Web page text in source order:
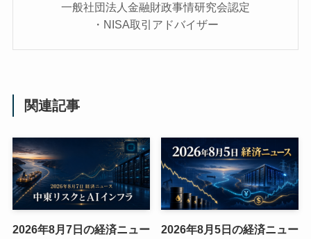
一般社団法人金融財政事情研究会認定
・NISA取引アドバイザー
関連記事
2026年8月7日の経済ニュー
2026年8月5日の経済ニュー